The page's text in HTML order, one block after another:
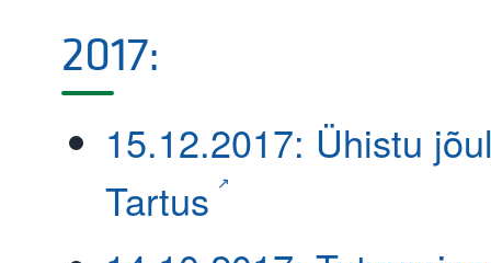
2017:
15.12.2017: Ühistu
Tartus